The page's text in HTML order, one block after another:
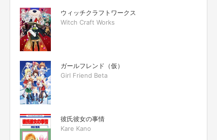
ウィッチクラフトワークス
Witch Craft Works
ガールフレンド（仮）
Girl Friend Beta
彼氏彼女の事情
Kare Kano